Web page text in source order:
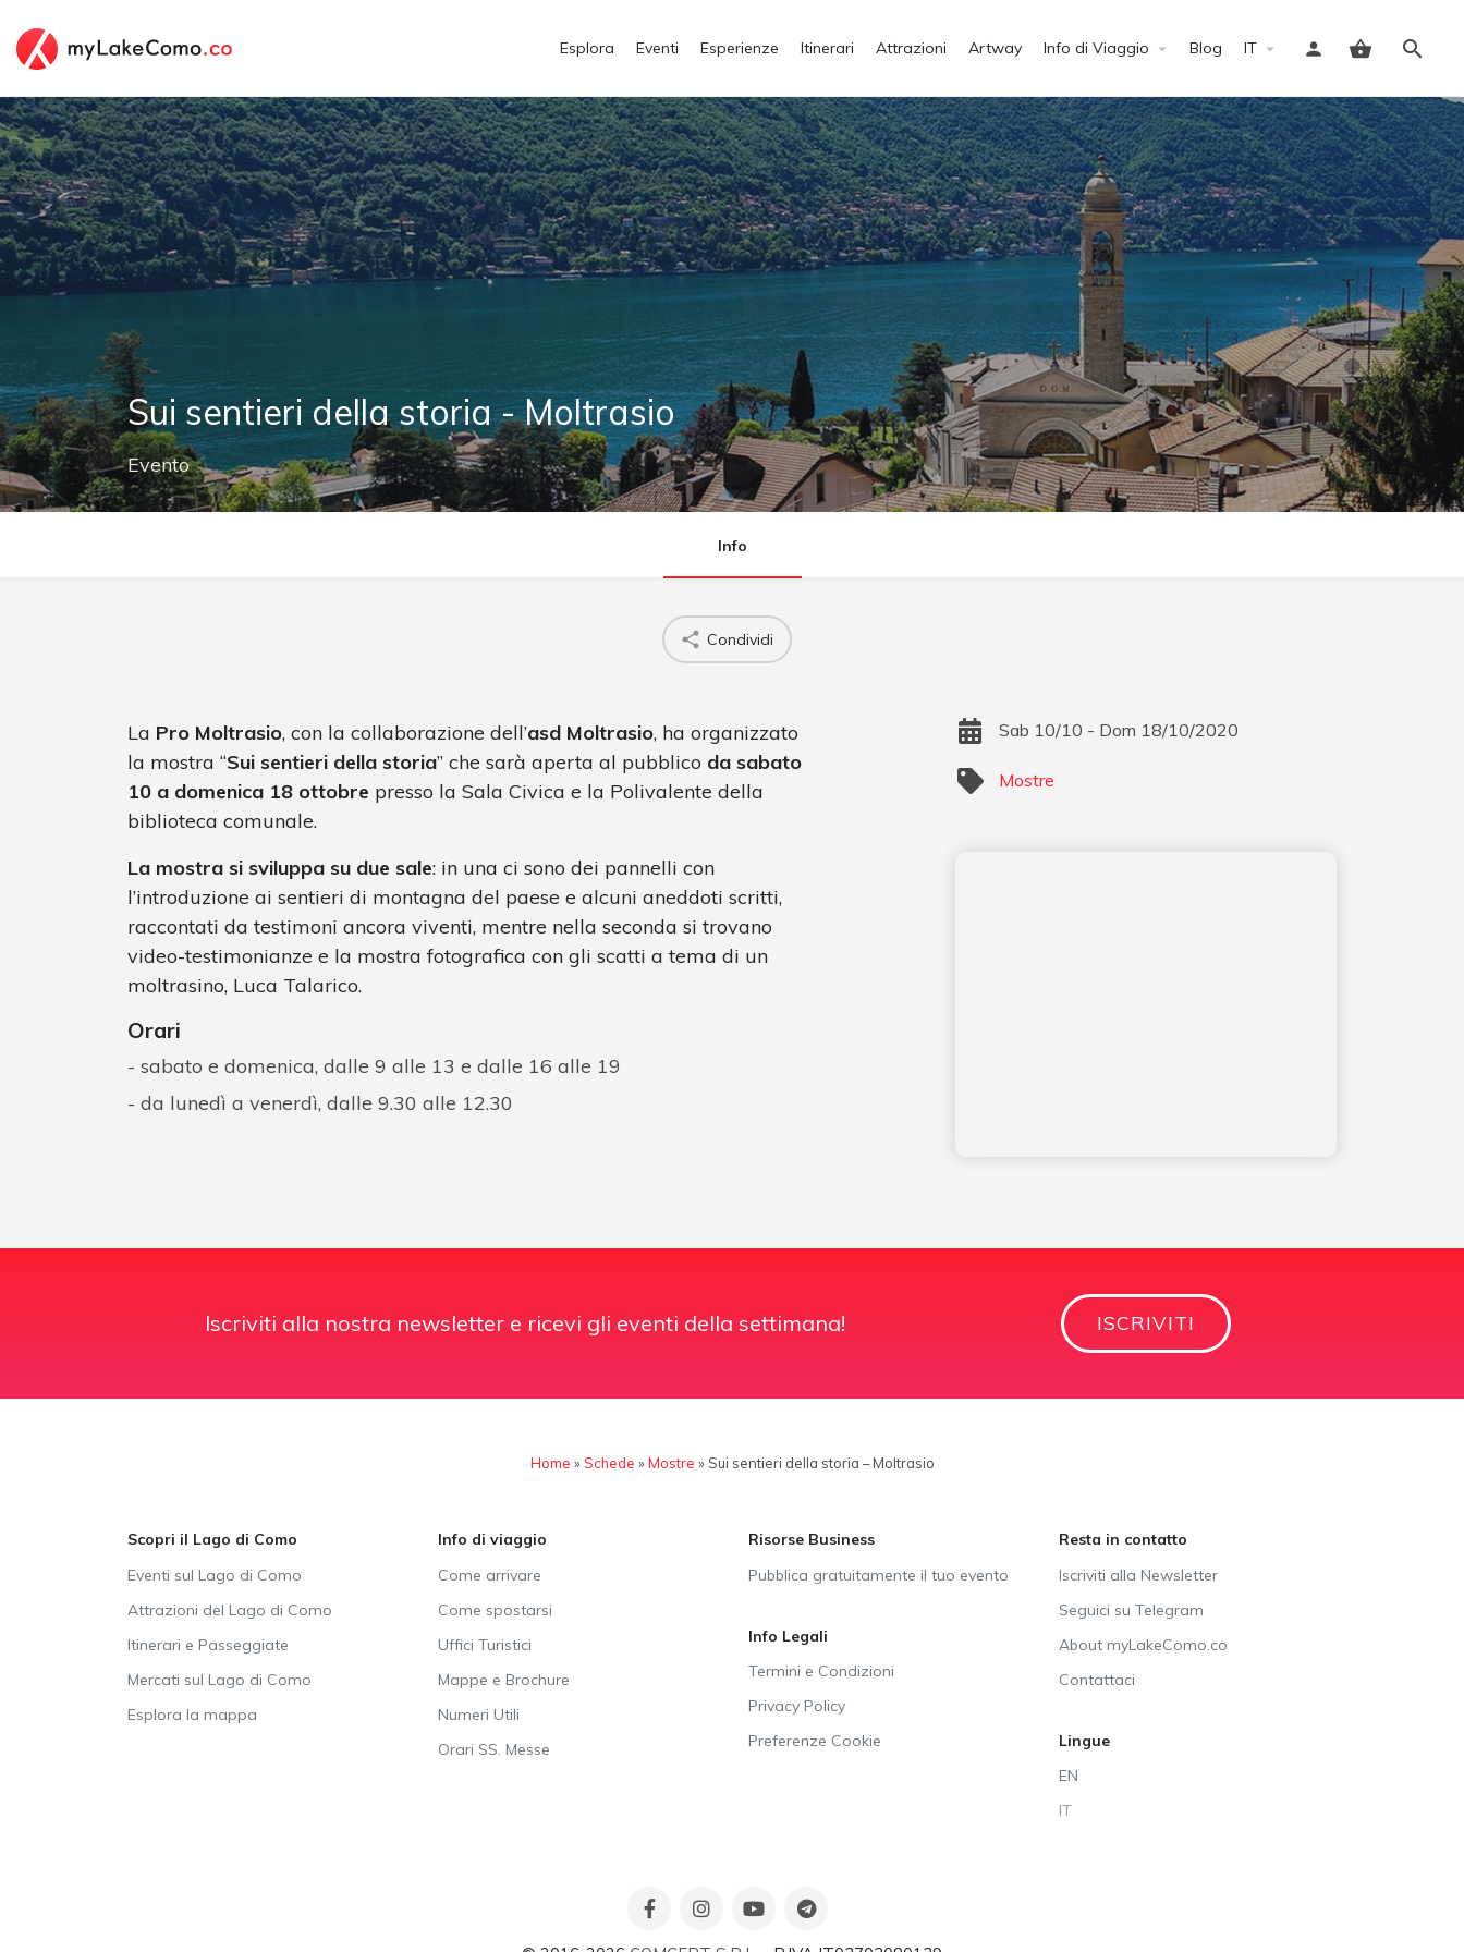
Esplora Eventi Esperienze Itinerari Attrazioni Artway Info di Viaggio Blog IT
Accedi
Sui sentieri della storia - Moltrasio
Evento
Info
Condividi
La Pro Moltrasio, con la collaborazione dell’asd Moltrasio, ha organizzato
la mostra “Sui sentieri della storia” che sarà aperta al pubblico da sabato
10 a domenica 18 ottobre presso la Sala Civica e la Polivalente della
biblioteca comunale.
La mostra si sviluppa su due sale: in una ci sono dei pannelli con
l’introduzione ai sentieri di montagna del paese e alcuni aneddoti scritti,
raccontati da testimoni ancora viventi, mentre nella seconda si trovano
video-testimonianze e la mostra fotografica con gli scatti a tema di un
moltrasino, Luca Talarico.
Orari
sabato e domenica, dalle 9 alle 13 e dalle 16 alle 19
da lunedì a venerdì, dalle 9.30 alle 12.30
Sab 10/10 - Dom 18/10/2020
Mostre
Iscriviti alla nostra newsletter e ricevi gli eventi della settimana! ISCRIVITI
Home »Schede »Mostre » Sui sentieri della storia – Moltrasio
Scopri il Lago di Como
Eventi sul Lago di Como
Attrazioni del Lago di Como
Itinerari e Passeggiate
Mercati sul Lago di Como
Esplora la mappa
Info di viaggio
Come arrivare
Come spostarsi
Uffici Turistici
Mappe e Brochure
Numeri Utili
Orari SS. Messe
Risorse Business
Pubblica gratuitamente il tuo evento
Info Legali
Termini e Condizioni
Privacy Policy
Preferenze Cookie
Resta in contatto
Iscriviti alla Newsletter
Seguici su Telegram
About myLakeComo.co
Contattaci
Lingue
EN
IT